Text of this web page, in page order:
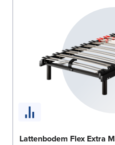
Lattenbodem Flex Extra